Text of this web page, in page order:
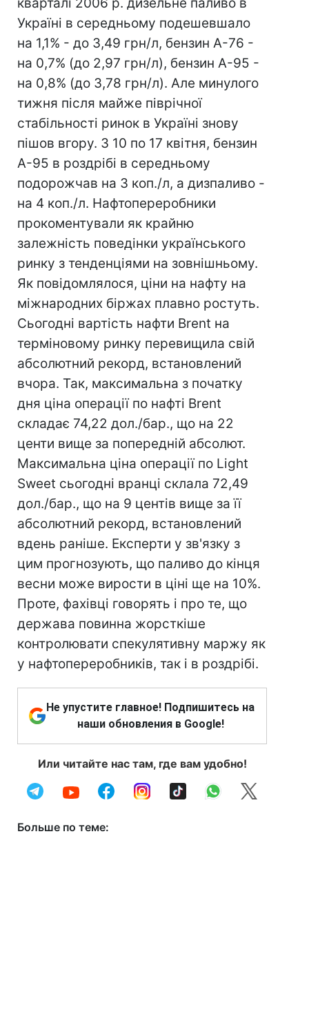
Україні в середньому подешевшало
на 1,1% - до 3,49 грн/л, бензин А-76 -
на 0,7% (до 2,97 грн/л), бензин А-95 -
на 0,8% (до 3,78 грн/л). Але минулого
тижня після майже піврічної
стабільності ринок в Україні знову
пішов вгору. З 10 по 17 квітня, бензин
А-95 в роздрібі в середньому
подорожчав на 3 коп./л, а дизпаливо -
на 4 коп./л. Нафтопереробники
прокоментували як крайню
залежність поведінки українського
ринку з тенденціями на зовнішньому.
Як повідомлялося, ціни на нафту на
міжнародних біржах плавно ростуть.
Сьогодні вартість нафти Brent на
терміновому ринку перевищила свій
абсолютний рекорд, встановлений
вчора. Так, максимальна з початку
дня ціна операції по нафті Brent
складає 74,22 дол./бар., що на 22
центи вище за попередній абсолют.
Максимальна ціна операції по Light
Sweet сьогодні вранці склала 72,49
дол./бар., що на 9 центів вище за її
абсолютний рекорд, встановлений
вдень раніше. Експерти у зв'язку з
цим прогнозують, що паливо до кінця
весни може вирости в ціні ще на 10%.
Проте, фахівці говорять і про те, що
держава повинна жорсткіше
контролювати спекулятивну маржу як
у нафтопереробників, так і в роздрібі.
Не упустите главное! Подпишитесь на
наши обновления в Google!
Или читайте нас там, где вам удобно!
Больше по теме: